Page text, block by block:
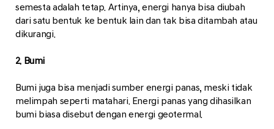
semesta adalah tetap. Artinya, energi hanya bisa diubah
dari satu bentuk ke bentuk lain dan tak bisa ditambah atau
dikurangi.
2. Bumi
Bumi juga bisa menjadi sumber energi panas, meski tidak
melimpah seperti matahari. Energi panas yang dihasilkan
bumi biasa disebut dengan energi geotermal.